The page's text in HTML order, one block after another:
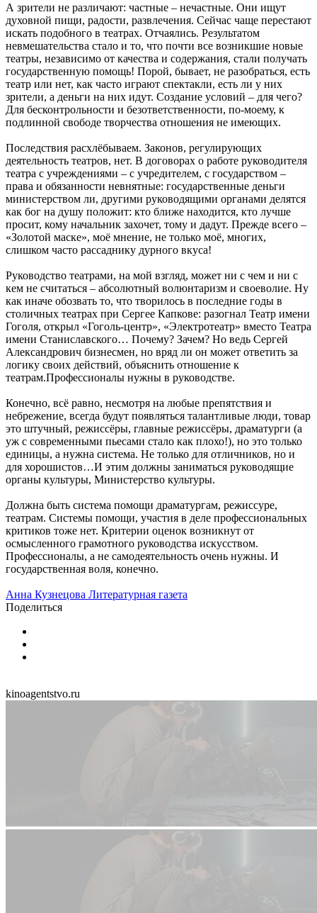
А зрители не различают: частные – нечастные. Они ищут
духовной пищи, радости, развлечения. Сейчас чаще перестают
искать подобного в театрах. Отчаялись. Результатом
невмешательства стало и то, что почти все возникшие новые
театры, независимо от качества и содержания, стали получать
государственную помощь! Порой, бывает, не разобраться, есть
театр или нет, как часто играют спектакли, есть ли у них
зрители, а деньги на них идут. Создание условий – для чего?
Для бесконтрольности и безответственности, по-моему, к
подлинной свободе творчества отношения не имеющих.
Последствия расхлёбываем. Законов, регулирующих
деятельность театров, нет. В договорах о работе руководителя
театра с учреждениями – с учредителем, с государством –
права и обязанности невнятные: государственные деньги
министерством ли, другими руководящими органами делятся
как бог на душу положит: кто ближе находится, кто лучше
просит, кому начальник захочет, тому и дадут. Прежде всего –
«Золотой маске», моё мнение, не только моё, многих,
слишком часто рассаднику дурного вкуса!
Руководство театрами, на мой взгляд, может ни с чем и ни с
кем не считаться – абсолютный волюнтаризм и своеволие. Ну
как иначе обозвать то, что творилось в последние годы в
столичных театрах при Сергее Капкове: разогнал Театр имени
Гоголя, открыл «Гоголь-центр», «Электротеатр» вместо Театра
имени Станиславского… Почему? Зачем? Но ведь Сергей
Александрович бизнесмен, но вряд ли он может ответить за
логику своих действий, объяснить отношение к
театрам.Профессионалы нужны в руководстве.
Конечно, всё равно, несмотря на любые препятствия и
небрежение, всегда будут появляться талантливые люди, товар
это штучный, режиссёры, главные режиссёры, драматурги (а
уж с современными пьесами стало как плохо!), но это только
единицы, а нужна система. Не только для отличников, но и
для хорошистов…И этим должны заниматься руководящие
органы культуры, Министерство культуры.
Должна быть система помощи драматургам, режиссуре,
театрам. Системы помощи, участия в деле профессиональных
критиков тоже нет. Критерии оценок возникнут от
осмысленного грамотного руководства искусством.
Профессионалы, а не самодеятельность очень нужны. И
государственная воля, конечно.
Анна Кузнецова Литературная газета
Поделиться
kinoagentstvo.ru